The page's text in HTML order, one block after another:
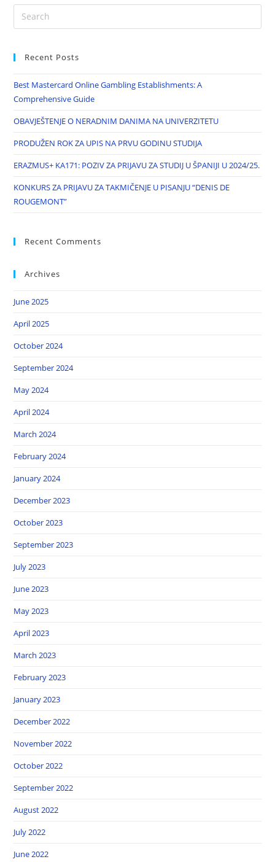
Recent Posts
Best Mastercard Online Gambling Establishments: A
Comprehensive Guide
OBAVJEŠTENJE O NERADNIM DANIMA NA UNIVERZITETU
PRODUŽEN ROK ZA UPIS NA PRVU GODINU STUDIJA
ERAZMUS+ KA171: POZIV ZA PRIJAVU ZA STUDIJ U ŠPANIJI U 2024/25.
KONKURS ZA PRIJAVU ZA TAKMIČENJE U PISANJU “DENIS DE
ROUGEMONT”
Recent Comments
Archives
June 2025
April 2025
October 2024
September 2024
May 2024
April 2024
March 2024
February 2024
January 2024
December 2023
October 2023
September 2023
July 2023
June 2023
May 2023
April 2023
March 2023
February 2023
January 2023
December 2022
November 2022
October 2022
September 2022
August 2022
July 2022
June 2022